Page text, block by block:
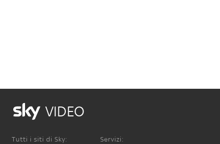
VIDEO
Tutti i siti di Sky: Servizi: